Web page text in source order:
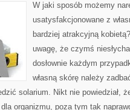
W jaki sposób możemy
usatysfakcjonowane z
bardziej atrakcyjną
uwagę, że czymś
dosłownie każdym
własną skórę należy
solarium. Nikt nie powiedział,
organizmu, poza tym tak